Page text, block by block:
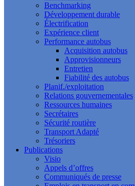
Benchmarking
Développement durable
Électrification
Expérience client
Performance autobus
Acquisition autobus
Approvisionneurs
Entretien
Fiabilité des autobus
Planif./exploitation
Relations gouvernementales
Ressources humaines
Secrétaires
Sécurité routière
Transport Adapté
Trésoriers
Publications
Visio
Appels d’offres
Communiqués de presse